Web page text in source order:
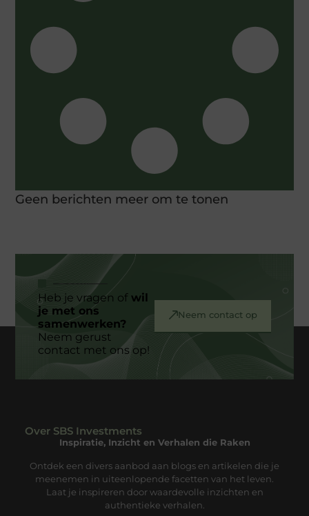
Geen berichten meer om te tonen
Heb je vragen ofwil
je met ons
samenwerken?
Neem gerust
contact met ons op!
Neem contact op
Over SBS Investments
Inspiratie, Inzicht en Verhalen die Raken
Ontdek een divers aanbod aan blogs en artikelen die je
meenemen in uiteenlopende facetten van het leven.
Laat je inspireren door waardevolle inzichten en
authentieke verhalen.